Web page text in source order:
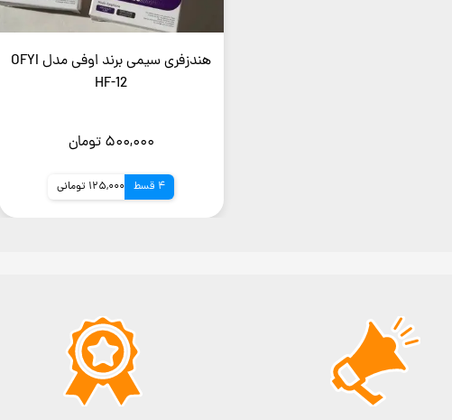
هندزفری سیمی برند اوفی مدل OFYI
HF-12
۵۰۰,۰۰۰ تومان
4 قسط 125,000 تومانی